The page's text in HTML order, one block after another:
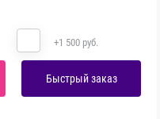
+1 500 руб.
Быстрый заказ